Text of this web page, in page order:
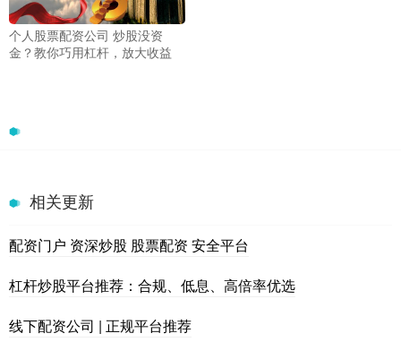
个人股票配资公司 炒股没资
金？教你巧用杠杆，放大收益
相关更新
配资门户 资深炒股 股票配资 安全平台
杠杆炒股平台推荐：合规、低息、高倍率优选
线下配资公司 | 正规平台推荐